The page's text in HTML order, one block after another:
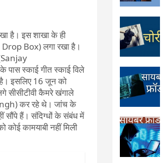
है। इस शाखा के ही
Drop Box) लगा रखा है।
स्काई गीत स्काई विले
इसलिए 16 जून को
सीसीटीवी कैमरे खंगाले
कर रहे थे। जांच के
सौंपे हैं। संदिग्धों के संबंध में
कामयाबी नहीं मिली